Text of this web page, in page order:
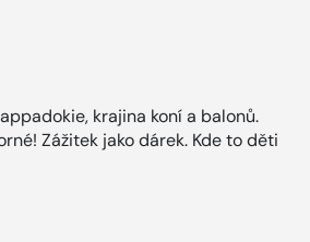
krajina koní a balonů.
Zážitek jako dárek. Kde to děti